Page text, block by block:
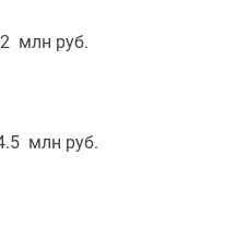
млн руб.
млн руб.